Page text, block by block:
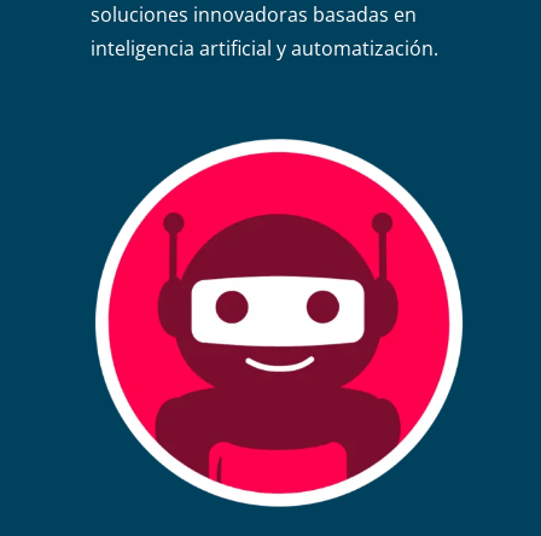
soluciones innovadoras basadas en
inteligencia artificial y automatización.